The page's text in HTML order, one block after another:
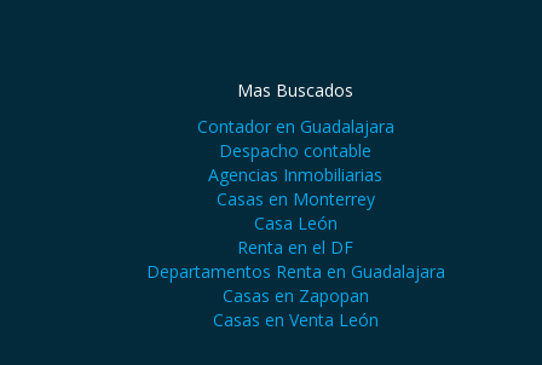
Mas Buscados
Contador en Guadalajara
Despacho contable
Agencias Inmobiliarias
Casas en Monterrey
Casa León
Renta en el DF
Departamentos Renta en Guadalajara
Casas en Zapopan
Casas en Venta León